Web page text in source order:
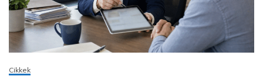
Cikkek